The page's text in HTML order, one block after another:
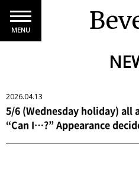
MENU
2026.04.13
5/6 (Wednesday holiday) all
“Can I…?” Appearance